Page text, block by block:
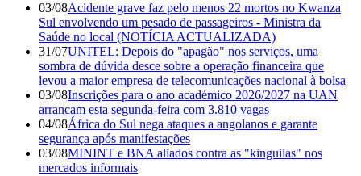
03/08Acidente grave faz pelo menos 22 mortos no Kwanza
Sul envolvendo um pesado de passageiros - Ministra da
Saúde no local (NOTÍCIA ACTUALIZADA)
31/07UNITEL: Depois do "apagão" nos serviços, uma
sombra de dúvida desce sobre a operação financeira que
levou a maior empresa de telecomunicações nacional à bolsa
03/08Inscrições para o ano académico 2026/2027 na UAN
arrancam esta segunda-feira com 3.810 vagas
04/08África do Sul nega ataques a angolanos e garante
segurança após manifestações
03/08MININT e BNA aliados contra as "kinguilas" nos
mercados informais